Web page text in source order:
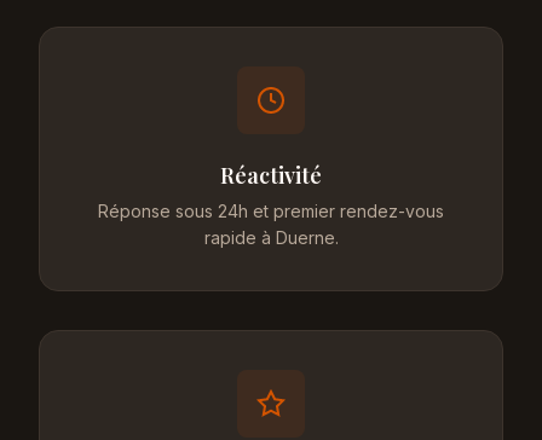
Réactivité
Réponse sous 24h et premier rendez-vous
rapide à Duerne.